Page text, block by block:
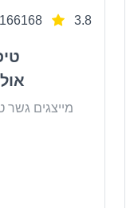
166168 3.8